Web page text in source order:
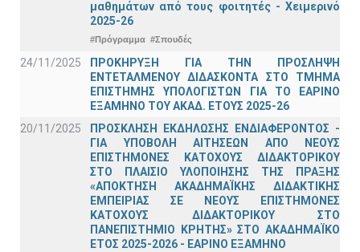
μαθημάτων από τους φοιτητές - Χειμερινό
2025-26
#Πρόγραμμα #Σπουδές
24/11/2025
ΠΡΟΚΗΡΥΞΗ ΓΙΑ ΤΗΝ ΠΡΟΣΛΗΨΗ
ΕΝΤΕΤΑΛΜΕΝΟΥ ΔΙΔΑΣΚΟΝΤΑ ΣΤΟ ΤΜΗΜΑ
ΕΠΙΣΤΗΜΗΣ ΥΠΟΛΟΓΙΣΤΩΝ ΓΙΑ ΤΟ ΕΑΡΙΝΟ
ΕΞΑΜΗΝΟ ΤΟΥ ΑΚΑΔ. ΕΤΟΥΣ 2025-26
20/11/2025
ΠΡΟΣΚΛΗΣΗ ΕΚΔΗΛΩΣΗΣ ΕΝΔΙΑΦΕΡΟΝΤΟΣ -
ΓΙΑ ΥΠΟΒΟΛΗ ΑΙΤΗΣΕΩΝ ΑΠΟ ΝΕΟΥΣ
ΕΠΙΣΤΗΜΟΝΕΣ ΚΑΤΟΧΟΥΣ ΔΙΔΑΚΤΟΡΙΚΟΥ
ΣΤΟ ΠΛΑΙΣΙΟ ΥΛΟΠΟΙΗΣΗΣ ΤΗΣ ΠΡΑΞΗΣ
«ΑΠΟΚΤΗΣΗ ΑΚΑΔΗΜΑΪΚΗΣ ΔΙΔΑΚΤΙΚΗΣ
ΕΜΠΕΙΡΙΑΣ ΣΕ ΝΕΟΥΣ ΕΠΙΣΤΗΜΟΝΕΣ
ΚΑΤΟΧΟΥΣ ΔΙΔΑΚΤΟΡΙΚΟΥ ΣΤΟ
ΠΑΝΕΠΙΣΤΗΜΙΟ ΚΡΗΤΗΣ» ΣΤΟ ΑΚΑΔΗΜΑΪΚΟ
ΕΤΟΣ 2025-2026 - ΕΑΡΙΝΟ ΕΞΑΜΗΝΟ